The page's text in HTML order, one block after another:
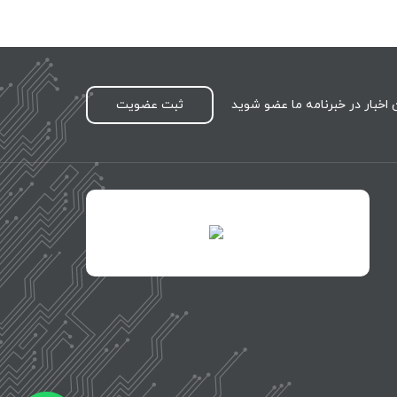
در خبرنامه ما عضو شوید ثبت عضویت